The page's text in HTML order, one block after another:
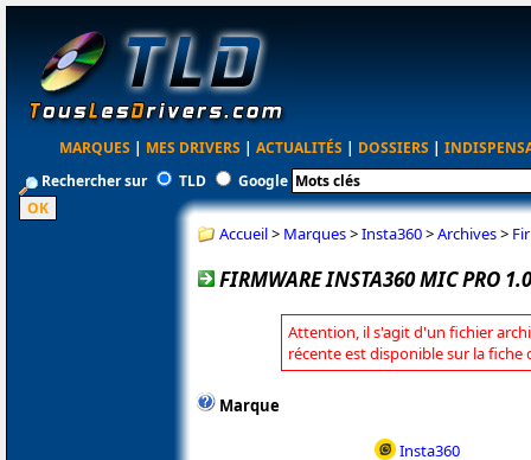
MARQUES | MES DRIVERS | ACTUALITÉS | DOSSIERS |
Rechercher sur
TLD Google
Accueil> Marques>Insta360>Archives>
FIRMWARE INSTA360 MIC PRO
Attention, il s'agit d'un fichier
récente est disponible sur la fiche
Marque
Insta360